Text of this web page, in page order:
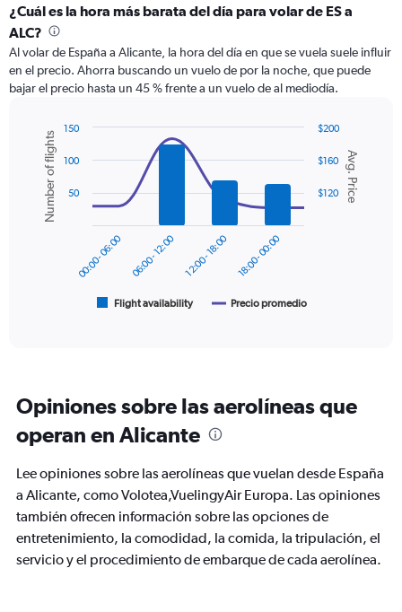
categories.
Range:
12
categories.
The
chart
axis
displaying
values.
Range:
¿Cuál es la hora más barata del día para volar de ES a
ALC?
Al volar de España a Alicante, la hora del día en que se vuela suele influir
en el precio. Ahorra buscando un vuelo de por la noche, que puede
bajar el precio hasta un 45 % frente a un vuelo de al mediodía.
Combination
chart
with
data
series.
6
The
has
2
axes
displaying
Avg.
Chart
graphic.
Avg. Price
Number of flights
Flight availability Precio promedio
00:00 - 06:00 06:00 - 12:00 12:00 - 18:00 18:00 - 00:00
$120
$160
$200
50
100
150
Opiniones sobre las aerolíneas que
operan en Alicante
Lee opiniones sobre las aerolíneas que vuelan desde España
a Alicante, como Volotea,VuelingyAir Europa. Las opiniones
también ofrecen información sobre las opciones de
entretenimiento, la comodidad, la comida, la tripulación, el
servicio y el procedimiento de embarque de cada aerolínea.